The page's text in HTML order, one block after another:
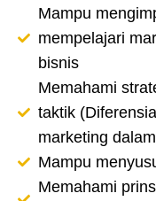
Mampu
mempelajari
bisnis
Memahami
taktik
marketing
Mampu
Memahami